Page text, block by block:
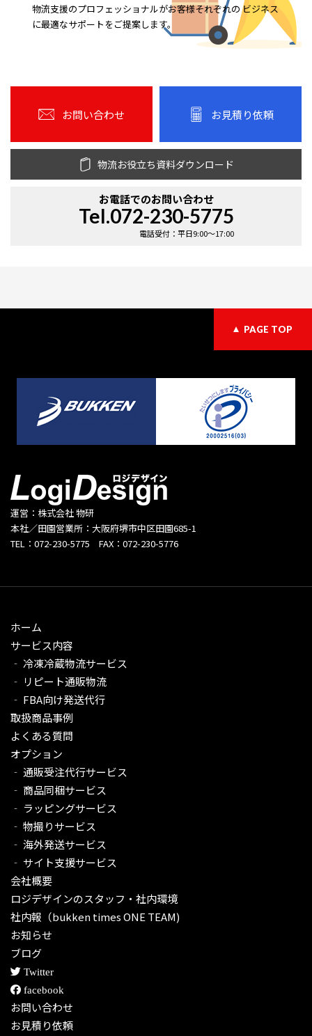
物流支援のプロフェッショナルがお客様それぞれの ビジネス
に最適なサポートをご提案します。
お問い合わせ お見積り依頼
物流お役立ち資料ダウンロード
お電話でのお問い合わせ
Tel.072-230-5775
電話受付：平日9:00〜17:00
PAGE TOP
運営：株式会社 物研
本社／田園営業所：大阪府堺市中区田園685-1
TEL：072-230-5775 FAX：072-230-5776
ホーム
サービス内容
‐ 冷凍冷蔵物流サービス
‐ リピート通販物流
‐ FBA向け発送代行
取扱商品事例
よくある質問
オプション
‐ 通販受注代行サービス​
‐ 商品同梱サービス
‐ ラッピングサービス
‐ 物撮りサービス
‐ 海外発送サービス
‐ サイト支援サービス
会社概要
ロジデザインのスタッフ・社内環境
社内報（bukken times ONE TEAM)
お知らせ
ブログ
Twitter
facebook
お問い合わせ
お見積り依頼